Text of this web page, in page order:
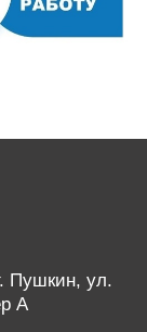
Пушкин, ул.
А